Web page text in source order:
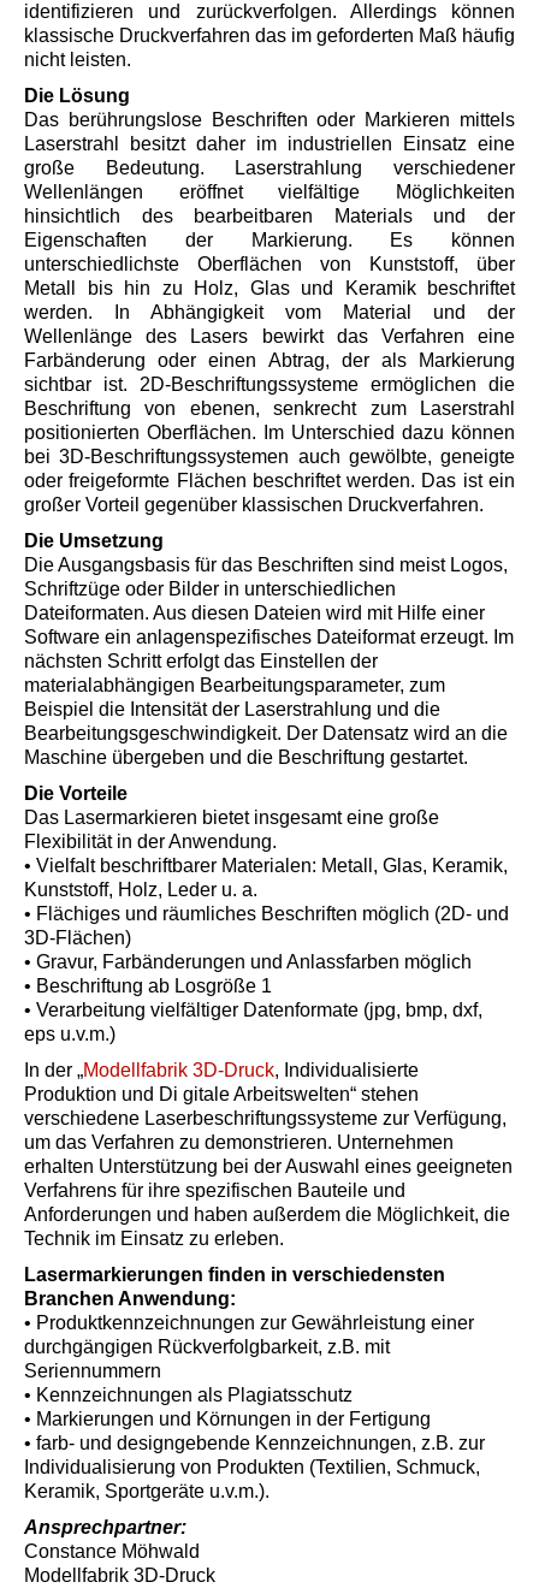
identifizieren und zurückverfolgen. Allerdings können
klassische Druckverfahren das im geforderten Maß häufig
nicht leisten.
Die Lösung
Das berührungslose Beschriften oder Markieren mittels
Laserstrahl besitzt daher im industriellen Einsatz eine
große Bedeutung. Laserstrahlung verschiedener
Wellenlängen eröffnet vielfältige Möglichkeiten
hinsichtlich des bearbeitbaren Materials und der
Eigenschaften der Markierung. Es können
unterschiedlichste Oberflächen von Kunststoff, über
Metall bis hin zu Holz, Glas und Keramik beschriftet
werden. In Abhängigkeit vom Material und der
Wellenlänge des Lasers bewirkt das Verfahren eine
Farbänderung oder einen Abtrag, der als Markierung
sichtbar ist. 2D-Beschriftungssysteme ermöglichen die
Beschriftung von ebenen, senkrecht zum Laserstrahl
positionierten Oberflächen. Im Unterschied dazu können
bei 3D-Beschriftungssystemen auch gewölbte, geneigte
oder freigeformte Flächen beschriftet werden. Das ist ein
großer Vorteil gegenüber klassischen Druckverfahren.
Die Umsetzung
Die Ausgangsbasis für das Beschriften sind meist Logos,
Schriftzüge oder Bilder in unterschiedlichen
Dateiformaten. Aus diesen Dateien wird mit Hilfe einer
Software ein anlagenspezifisches Dateiformat erzeugt. Im
nächsten Schritt erfolgt das Einstellen der
materialabhängigen Bearbeitungsparameter, zum
Beispiel die Intensität der Laserstrahlung und die
Bearbeitungsgeschwindigkeit. Der Datensatz wird an die
Maschine übergeben und die Beschriftung gestartet.
Die Vorteile
Das Lasermarkieren bietet insgesamt eine große
Flexibilität in der Anwendung.
• Vielfalt beschriftbarer Materialen: Metall, Glas, Keramik,
Kunststoff, Holz, Leder u. a.
• Flächiges und räumliches Beschriften möglich (2D- und
3D-Flächen)
• Gravur, Farbänderungen und Anlassfarben möglich
• Beschriftung ab Losgröße 1
• Verarbeitung vielfältiger Datenformate (jpg, bmp, dxf,
eps u.v.m.)
In der „Modellfabrik 3D-Druck, Individualisierte
Produktion und Di gitale Arbeitswelten“ stehen
verschiedene Laserbeschriftungssysteme zur Verfügung,
um das Verfahren zu demonstrieren. Unternehmen
erhalten Unterstützung bei der Auswahl eines geeigneten
Verfahrens für ihre spezifischen Bauteile und
Anforderungen und haben außerdem die Möglichkeit, die
Technik im Einsatz zu erleben.
Lasermarkierungen finden in verschiedensten
Branchen Anwendung:
• Produktkennzeichnungen zur Gewährleistung einer
durchgängigen Rückverfolgbarkeit, z.B. mit
Seriennummern
• Kennzeichnungen als Plagiatsschutz
• Markierungen und Körnungen in der Fertigung
• farb- und designgebende Kennzeichnungen, z.B. zur
Individualisierung von Produkten (Textilien, Schmuck,
Keramik, Sportgeräte u.v.m.).
Ansprechpartner:
Constance Möhwald
Modellfabrik 3D-Druck